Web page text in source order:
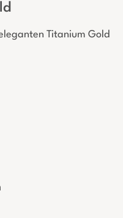
Titanium Gold